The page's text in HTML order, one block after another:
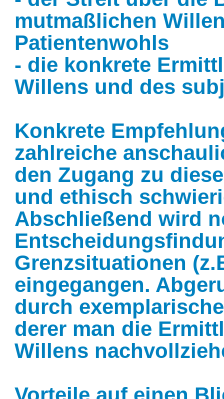
mutmaßlichen
Patientenwohls
- die konkrete
Willens und des
Konkrete
zahlreiche
den Zugang zu
und ethisch
Abschließend wird
Grenzsituationen
eingegangen.
durch
derer man die
Willens